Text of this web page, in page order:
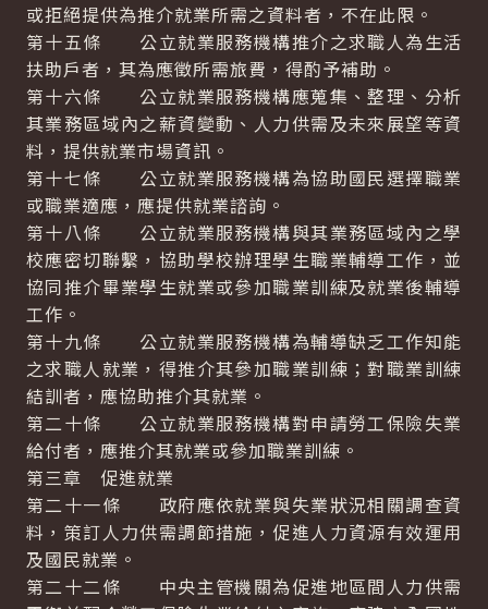
或拒絕提供為推介就業所需之資料者，不在此限。
第十五條 公立就業服務機構推介之求職人為生活
扶助戶者，其為應徵所需旅費，得酌予補助。
第十六條 公立就業服務機構應蒐集、整理、分析
其業務區域內之薪資變動、人力供需及未來展望等資
料，提供就業市場資訊。
第十七條 公立就業服務機構為協助國民選擇職業
或職業適應，應提供就業諮詢。
第十八條 公立就業服務機構與其業務區域內之學
校應密切聯繫，協助學校辦理學生職業輔導工作，並
協同推介畢業學生就業或參加職業訓練及就業後輔導
工作。
第十九條 公立就業服務機構為輔導缺乏工作知能
之求職人就業，得推介其參加職業訓練；對職業訓練
結訓者，應協助推介其就業。
第二十條 公立就業服務機構對申請勞工保險失業
給付者，應推介其就業或參加職業訓練。
第三章 促進就業
第二十一條 政府應依就業與失業狀況相關調查資
料，策訂人力供需調節措施，促進人力資源有效運用
及國民就業。
第二十二條 中央主管機關為促進地區間人力供需